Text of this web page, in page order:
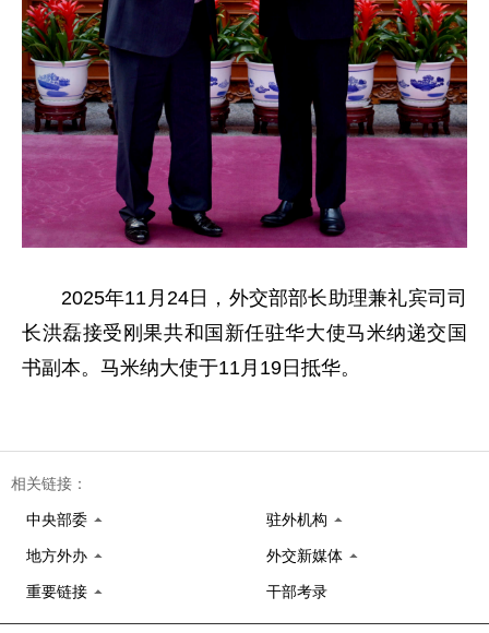
2025年11月24日，外交部部长助理兼礼宾司司
长洪磊接受刚果共和国新任驻华大使马米纳递交国
书副本。马米纳大使于11月19日抵华。
相关链接：
中央部委 驻外机构
地方外办 外交新媒体
重要链接 干部考录